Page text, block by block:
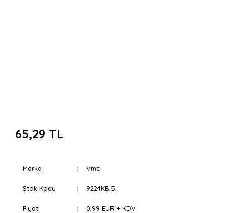
65,29 TL
Marka Vmc
Stok Kodu 9224KB.5
Fiyat 0,99 EUR + KDV